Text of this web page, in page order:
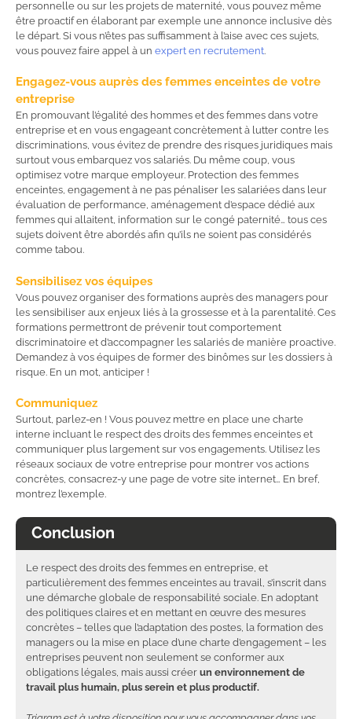
personnelle ou sur les projets de maternité, vous pouvez même
être proactif en élaborant par exemple une annonce inclusive dès
le départ. Si vous n’êtes pas suffisamment à l’aise avec ces sujets,
vous pouvez faire appel à un expert en recrutement.
Engagez-vous auprès des femmes enceintes de votre
entreprise
En promouvant l’égalité des hommes et des femmes dans votre
entreprise et en vous engageant concrètement à lutter contre les
discriminations, vous évitez de prendre des risques juridiques mais
surtout vous embarquez vos salariés. Du même coup, vous
optimisez votre marque employeur. Protection des femmes
enceintes, engagement à ne pas pénaliser les salariées dans leur
évaluation de performance, aménagement d’espace dédié aux
femmes qui allaitent, information sur le congé paternité… tous ces
sujets doivent être abordés afin qu’ils ne soient pas considérés
comme tabou.
Sensibilisez vos équipes
Vous pouvez organiser des formations auprès des managers pour
les sensibiliser aux enjeux liés à la grossesse et à la parentalité. Ces
formations permettront de prévenir tout comportement
discriminatoire et d’accompagner les salariés de manière proactive.
Demandez à vos équipes de former des binômes sur les dossiers à
risque. En un mot, anticiper !
Communiquez
Surtout, parlez-en ! Vous pouvez mettre en place une charte
interne incluant le respect des droits des femmes enceintes et
communiquer plus largement sur vos engagements. Utilisez les
réseaux sociaux de votre entreprise pour montrer vos actions
concrètes, consacrez-y une page de votre site internet… En bref,
montrez l’exemple.
Conclusion
Le respect des droits des femmes en entreprise, et
particulièrement des femmes enceintes au travail, s’inscrit dans
une démarche globale de responsabilité sociale. En adoptant
des politiques claires et en mettant en œuvre des mesures
concrètes – telles que l’adaptation des postes, la formation des
managers ou la mise en place d’une charte d’engagement – les
entreprises peuvent non seulement se conformer aux
obligations légales, mais aussi créer un environnement de
travail plus humain, plus serein et plus productif.